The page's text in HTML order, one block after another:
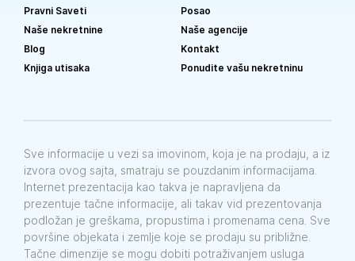
Pravni Saveti
Posao
Naše nekretnine
Naše agencije
Blog
Kontakt
Knjiga utisaka
Ponudite vašu nekretninu
Sve informacije u vezi sa imovinom, koja je na prodaju, a iz
izvora ovog sajta, smatraju se pouzdanim informacijama.
Internet prezentacija kao takva je napravljena da
prezentuje tačne informacije, ali takav vid prezentovanja
podložan je greškama, propustima i promenama cena. Sve
površine objekata i zemlje koje se prodaju su približne.
Tačne dimenzije se mogu dobiti potraživanjem usluga